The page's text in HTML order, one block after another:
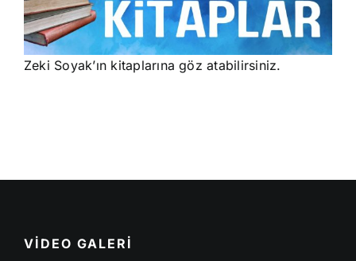
Zeki Soyak’ın kitaplarına göz atabilirsiniz.
VİDEO GALERİ